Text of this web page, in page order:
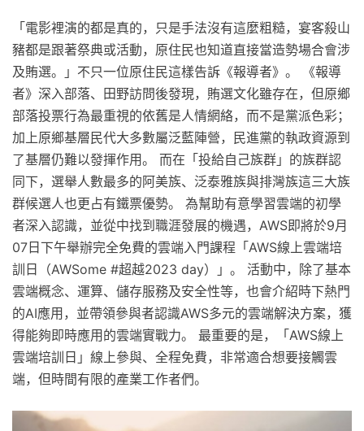
「電影裡演的都是真的，只是手法沒有這麼粗糙，宴客殺山
豬都是跟著祭典或活動，原住民也知道直接當造勢場合會涉
及賄選。」不只一位原住民這樣告訴《報導者》。 《報導
者》深入部落、田野訪問後發現，賄選文化雖存在，但原鄉
部落投票行為最重視的依舊是人情網絡，而不是黨派色彩；
加上原鄉基層民代大多數屬泛藍陣營，民進黨的執政資源到
了基層仍難以發揮作用。 而在「投給自己族群」的族群認
同下，選舉人數最多的阿美族、泛泰雅族與排灣族這三大族
群候選人也更占有鐵票優勢。 為幫助有意學習雲端的初學
者深入認識，並從中找到職涯發展的機遇，AWS即將於9月
07日下午舉辦完全免費的雲端入門課程「AWS線上雲端培
訓日（AWSome #超越2023 day）」。 活動中，除了基本
雲端概念、運算、儲存服務及安全性等，也會介紹時下熱門
的AI應用，並帶領參與者認識AWS多元的雲端解決方案，獲
得能夠即時應用的雲端實戰力。 最重要的是，「AWS線上
雲端培訓日」線上參與、全程免費，非常適合想要接觸雲
端，但時間有限的產業工作者們。